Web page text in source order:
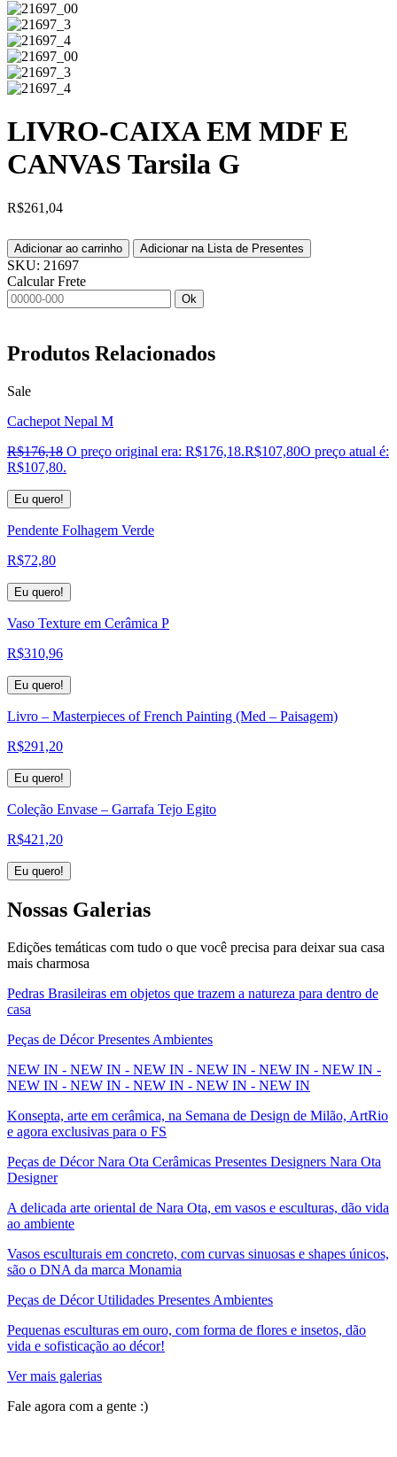
LIVRO-CAIXA EM MDF E
CANVAS Tarsila G
R$261,04
Adicionar ao carrinho Adicionar na Lista de Presentes
SKU: 21697
Calcular Frete
Ok
Produtos Relacionados
Sale
Cachepot Nepal M
R$176,18 O preço original era: R$176,18.R$107,80O preço atual é:
R$107,80.
Eu quero!
Pendente Folhagem Verde
R$72,80
Eu quero!
Vaso Texture em Cerâmica P
R$310,96
Eu quero!
Livro – Masterpieces of French Painting (Med – Paisagem)
R$291,20
Eu quero!
Coleção Envase – Garrafa Tejo Egito
R$421,20
Eu quero!
Nossas Galerias
Edições temáticas com tudo o que você precisa para deixar sua casa
mais charmosa
Pedras Brasileiras em objetos que trazem a natureza para dentro de
casa
Peças de Décor Presentes Ambientes
NEW IN - NEW IN - NEW IN - NEW IN - NEW IN - NEW IN -
NEW IN - NEW IN - NEW IN - NEW IN - NEW IN
Konsepta, arte em cerâmica, na Semana de Design de Milão, ArtRio
e agora exclusivas para o FS
Peças de Décor Nara Ota Cerâmicas Presentes Designers Nara Ota
Designer
A delicada arte oriental de Nara Ota, em vasos e esculturas, dão vida
ao ambiente
Vasos esculturais em concreto, com curvas sinuosas e shapes únicos,
são o DNA da marca Monamia
Peças de Décor Utilidades Presentes Ambientes
Pequenas esculturas em ouro, com forma de flores e insetos, dão
vida e sofisticação ao décor!
Ver mais galerias
Fale agora com a gente :)